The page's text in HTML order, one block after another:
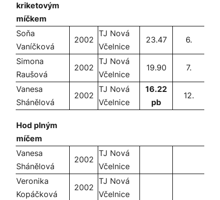
kriketovým
míčkem
Soňa
Vaníčková
2002
TJ Nová
Včelnice
23.47 6.
Simona
Raušová
2002
TJ Nová
Včelnice
19.90 7.
Vanesa
Shánělová
2002
TJ Nová
Včelnice
16.22
pb
12.
Hod plným
míčem
Vanesa
Shánělová
2002
TJ Nová
Včelnice
Veronika
Kopáčková
2002
TJ Nová
Včelnice